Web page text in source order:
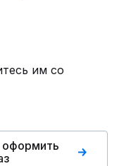
им со
оформить